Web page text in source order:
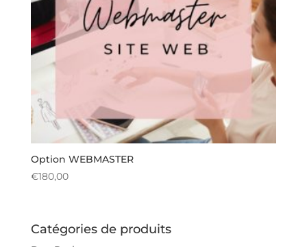
Option WEBMASTER
€180,00
Catégories de produits